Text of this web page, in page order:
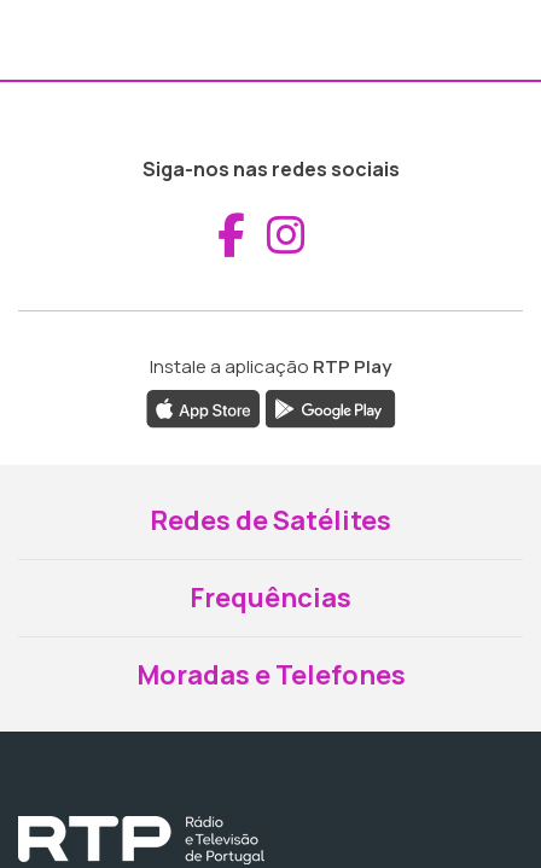
Siga-nos nas redes sociais
Aceder ao
Instale a aplicação RTP Play
Redes de Satélites
Frequências
Moradas e Telefones